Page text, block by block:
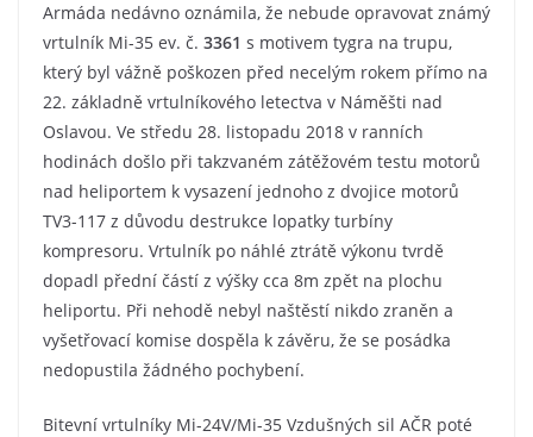
Armáda nedávno oznámila, že nebude opravovat známý
vrtulník Mi-35 ev. č. 3361 s motivem tygra na trupu,
který byl vážně poškozen před necelým rokem přímo na
22. základně vrtulníkového letectva v Náměšti nad
Oslavou. Ve středu 28. listopadu 2018 v ranních
hodinách došlo při takzvaném zátěžovém testu motorů
nad heliportem k vysazení jednoho z dvojice motorů
TV3-117 z důvodu destrukce lopatky turbíny
kompresoru. Vrtulník po náhlé ztrátě výkonu tvrdě
dopadl přední částí z výšky cca 8m zpět na plochu
heliportu. Při nehodě nebyl naštěstí nikdo zraněn a
vyšetřovací komise dospěla k závěru, že se posádka
nedopustila žádného pochybení.
Bitevní vrtulníky Mi-24V/Mi-35 Vzdušných sil AČR poté